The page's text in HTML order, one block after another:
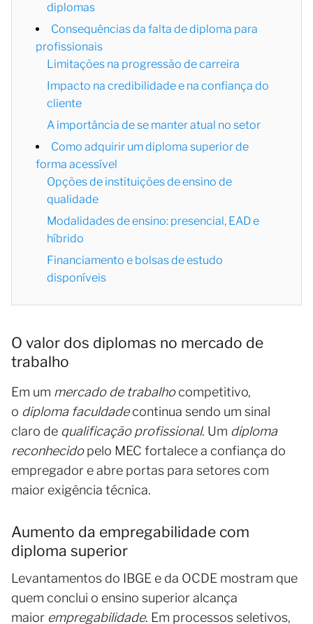
diplomas
Consequências da falta de diploma para
profissionais
Limitações na progressão de carreira
Impacto na credibilidade e na confiança do
cliente
A importância de se manter atual no setor
Como adquirir um diploma superior de
forma acessível
Opções de instituições de ensino de
qualidade
Modalidades de ensino: presencial, EAD e
híbrido
Financiamento e bolsas de estudo
disponíveis
O valor dos diplomas no mercado de
trabalho
Em um mercado de trabalhocompetitivo,
o diploma faculdadecontinua sendo um sinal
claro de qualificação profissional. Um diploma
reconhecidopelo MEC fortalece a confiança do
empregador e abre portas para setores com
maior exigência técnica.
Aumento da empregabilidade com
diploma superior
Levantamentos do IBGE e da OCDE mostram que
quem conclui o ensino superior alcança
maior empregabilidade. Em processos seletivos,